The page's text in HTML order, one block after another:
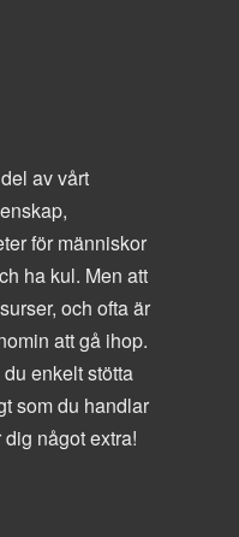
av vårt
för människor
ha kul. Men att
och ofta är
att gå ihop.
enkelt stötta
som du handlar
något extra!